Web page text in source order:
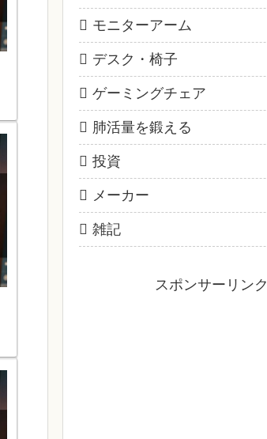
モニターアーム
デスク・椅子
ゲーミングチェア
肺活量を鍛える
投資
メーカー
雑記
スポンサーリンク